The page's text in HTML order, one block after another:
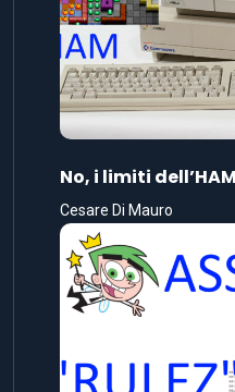
No, i limiti
Cesare Di Mauro